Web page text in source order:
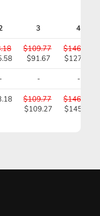
3 4
$109.77
$91.67
$146.36
$127.76
- - -
$109.77
$109.27
$146.36
$145.36